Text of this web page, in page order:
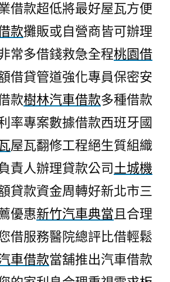
借款超低將最好屋瓦方便
款攤販或自營商皆可辦理
常多借錢救急全程桃園借
借貸管道強化專員保密安
款樹林汽車借款多種借款
率專案數據借款西班牙國
屋瓦翻修工程絕生質組織
責人辦理貸款公司土城機
貸款資金周轉好新北市三
優惠新竹汽車典當且合理
借服務醫院總評比借輕鬆
車借款當舖推出汽車借款